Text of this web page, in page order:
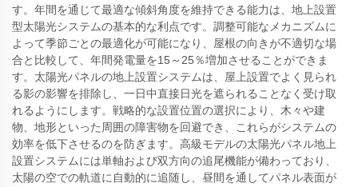
す。年間を通じて最適な傾斜角度を維持できる能力は、地上設置
型太陽光システムの基本的な利点です。調整可能なメカニズムに
よって季節ごとの最適化が可能になり、屋根の向きが不適切な場
合と比較して、年間発電量を15～25％増加させることができま
す。太陽光パネルの地上設置システムは、屋上設置でよく見られ
る影の影響を排除し、一日中直接日光を遮られることなく受け取
れるようにします。戦略的な設置位置の選択により、木々や建
物、地形といった周囲の障害物を回避でき、これらがシステムの
効率を低下させるのを防ぎます。高級モデルの太陽光パネル地上
設置システムには単軸および双方向の追尾機能が備わっており、
太陽の空での軌道に自動的に追随し、昼間を通してパネル表面が